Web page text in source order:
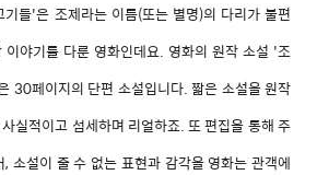
들'은 조제라는 이름(또는 별명)의 다리가 불편
야기를 다룬 영화인데요. 영화의 원작 소설 '조
30페이지의 단편 소설입니다. 짧은 소설을 원작
실적이고 섬세하며 리얼하죠. 또 편집을 통해 주
소설이 줄 수 없는 표현과 감각을 영화는 관객에